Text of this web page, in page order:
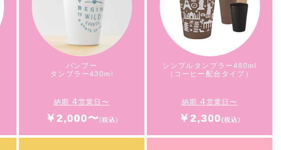
DTF印刷
（フチなし熱転写）
タンブラー280ml
バンブー
タンブラー430ml
納期4営業日〜
￥2,000〜
シンプルタンブラー480ml
（コーヒー配合タイプ）
納期4営業日〜
￥2,300